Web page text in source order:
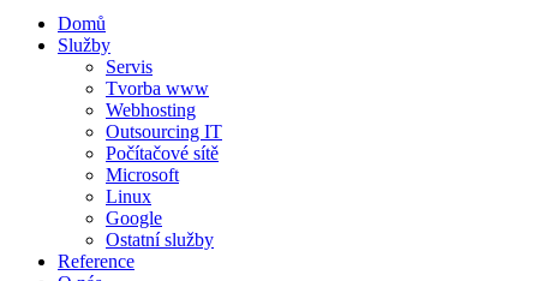
Domů
Služby
Servis
Tvorba www
Webhosting
Outsourcing IT
Počítačové sítě
Microsoft
Linux
Google
Ostatní služby
Reference